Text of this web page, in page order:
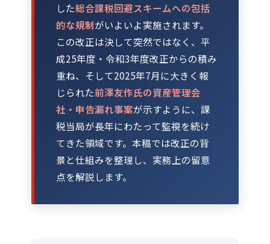
した総合課税回避スキームへの包括
的な規制がいよいよ実施されます。
この改正は決して突然ではなく、平
成25年度・令和3年度改正からの積み
重ね、そして2025年7月に大きく報
じられた前澤友作氏の資産管理会
社・申告漏れ事案が示すように、課
税当局が長年にわたって監視を続け
てきた領域です。本稿では改正の背
景と仕組みを整理し、実務上の留意
点を解説します。